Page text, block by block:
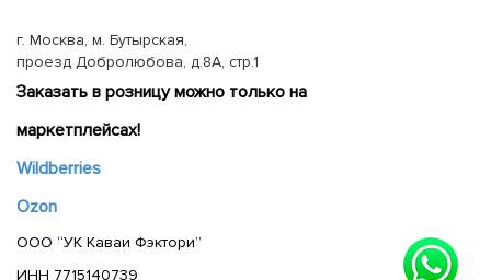
г. Москва, м. Бутырская,
проезд Добролюбова, д.8А, стр.1
Заказать в розницу можно только на
маркетплейсах!
Wildberries
Ozon
ООО “УК Каваи Фэктори”
ИНН 7715140739